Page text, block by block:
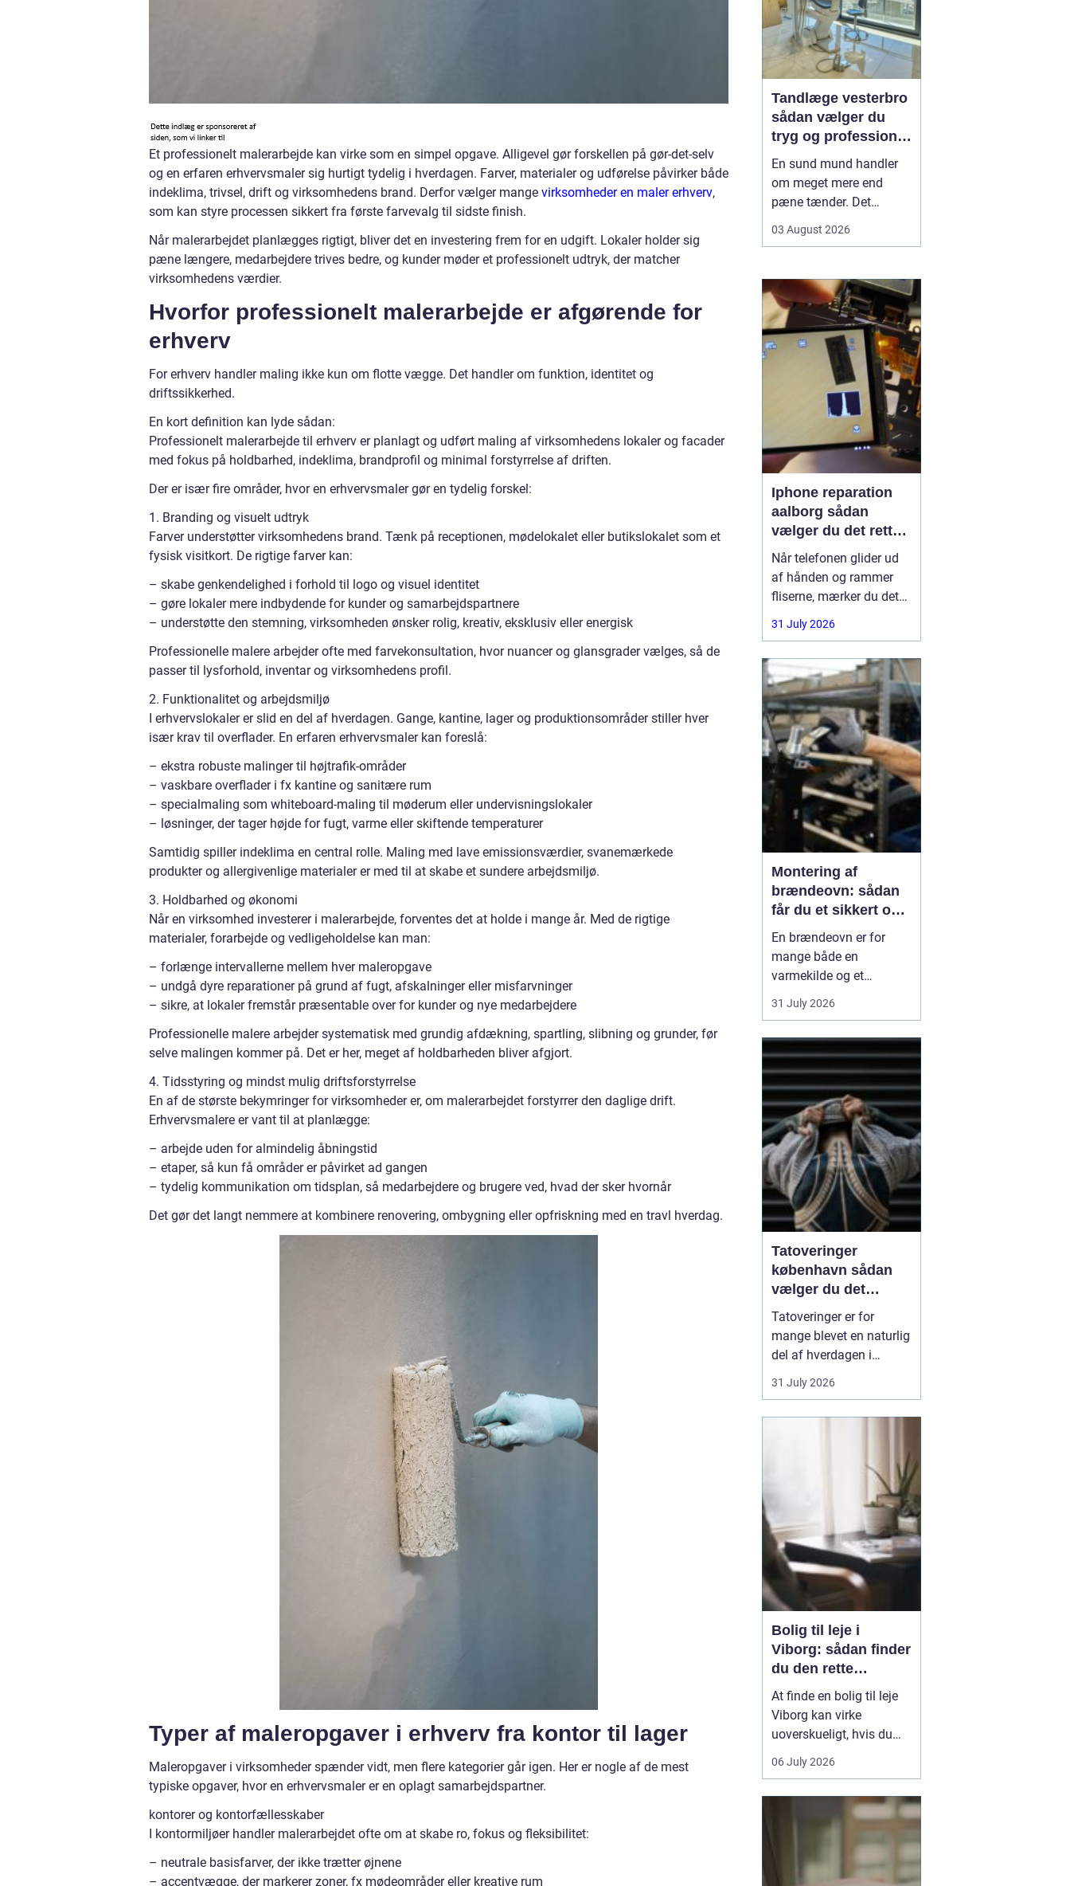
Et professionelt malerarbejde kan virke som en simpel opgave. Alligevel gør forskellen på gør-det-selv
og en erfaren erhvervsmaler sig hurtigt tydelig i hverdagen. Farver, materialer og udførelse påvirker både
indeklima, trivsel, drift og virksomhedens brand. Derfor vælger mange virksomheder en maler erhverv,
som kan styre processen sikkert fra første farvevalg til sidste finish.
Når malerarbejdet planlægges rigtigt, bliver det en investering frem for en udgift. Lokaler holder sig
pæne længere, medarbejdere trives bedre, og kunder møder et professionelt udtryk, der matcher
virksomhedens værdier.
Hvorfor professionelt malerarbejde er afgørende for
erhverv
For erhverv handler maling ikke kun om flotte vægge. Det handler om funktion, identitet og
driftssikkerhed.
En kort definition kan lyde sådan:
Professionelt malerarbejde til erhverv er planlagt og udført maling af virksomhedens lokaler og facader
med fokus på holdbarhed, indeklima, brandprofil og minimal forstyrrelse af driften.
Der er især fire områder, hvor en erhvervsmaler gør en tydelig forskel:
1. Branding og visuelt udtryk
Farver understøtter virksomhedens brand. Tænk på receptionen, mødelokalet eller butikslokalet som et
fysisk visitkort. De rigtige farver kan:
– skabe genkendelighed i forhold til logo og visuel identitet
– gøre lokaler mere indbydende for kunder og samarbejdspartnere
– understøtte den stemning, virksomheden ønsker rolig, kreativ, eksklusiv eller energisk
Professionelle malere arbejder ofte med farvekonsultation, hvor nuancer og glansgrader vælges, så de
passer til lysforhold, inventar og virksomhedens profil.
2. Funktionalitet og arbejdsmiljø
I erhvervslokaler er slid en del af hverdagen. Gange, kantine, lager og produktionsområder stiller hver
især krav til overflader. En erfaren erhvervsmaler kan foreslå:
– ekstra robuste malinger til højtrafik-områder
– vaskbare overflader i fx kantine og sanitære rum
– specialmaling som whiteboard-maling til møderum eller undervisningslokaler
– løsninger, der tager højde for fugt, varme eller skiftende temperaturer
Samtidig spiller indeklima en central rolle. Maling med lave emissionsværdier, svanemærkede
produkter og allergivenlige materialer er med til at skabe et sundere arbejdsmiljø.
3. Holdbarhed og økonomi
Når en virksomhed investerer i malerarbejde, forventes det at holde i mange år. Med de rigtige
materialer, forarbejde og vedligeholdelse kan man:
– forlænge intervallerne mellem hver maleropgave
– undgå dyre reparationer på grund af fugt, afskalninger eller misfarvninger
– sikre, at lokaler fremstår præsentable over for kunder og nye medarbejdere
Professionelle malere arbejder systematisk med grundig afdækning, spartling, slibning og grunder, før
selve malingen kommer på. Det er her, meget af holdbarheden bliver afgjort.
4. Tidsstyring og mindst mulig driftsforstyrrelse
En af de største bekymringer for virksomheder er, om malerarbejdet forstyrrer den daglige drift.
Erhvervsmalere er vant til at planlægge:
– arbejde uden for almindelig åbningstid
– etaper, så kun få områder er påvirket ad gangen
– tydelig kommunikation om tidsplan, så medarbejdere og brugere ved, hvad der sker hvornår
Det gør det langt nemmere at kombinere renovering, ombygning eller opfriskning med en travl hverdag.
Typer af maleropgaver i erhverv fra kontor til lager
Maleropgaver i virksomheder spænder vidt, men flere kategorier går igen. Her er nogle af de mest
typiske opgaver, hvor en erhvervsmaler er en oplagt samarbejdspartner.
kontorer og kontorfællesskaber
I kontormiljøer handler malerarbejdet ofte om at skabe ro, fokus og fleksibilitet:
– neutrale basisfarver, der ikke trætter øjnene
– accentvægge, der markerer zoner, fx mødeområder eller kreative rum
Tandlæge vesterbro
sådan vælger du
tryg og professionel
tandpleje
En sund mund handler
om meget mere end
pæne tænder. Det
hverdag, din selvtillid og
duleder efter tandlæge
vesterbro, møder du
derfor mange
valgmuligheder m...
03 August 2026
Iphone reparation
aalborg sådan
vælger du det rette
værksted
Når telefonen glider ud
af hånden og rammer
fliserne, mærker du det
med det samme.
Skærmen splintrer, lyden
står af midt på dagen.
For mange i Aalborg er
mobilen helt central i
både arbejde, studie og
hverdag. Derfor
31 July 2026
Montering af
brændeovn: sådan
får du et sikkert og
smukt resultat
En brændeovn er for
mange både en
varmekilde og et
samlingspunkt i
hjemmet. Flammerne
mærkes i hele rummet.
Men montering af
brændeovn er ikke noget,
man bør kaste sig ud i
uden viden og
planl&ae...
31 July 2026
Tatoveringer
københavn sådan
vælger du det
rigtige studie
Tatoveringer er for
mange blevet en naturlig
del af hverdagen i
København. Byen er fyldt
med dygtige artister,
spænder vidt. Når man
31 July 2026
Bolig til leje i
Viborg: sådan finder
du den rette
lejlighed
At finde en bolig til leje
Viborg kan virke
uoverskueligt, hvis du
ikke kender byen eller det
lokale boligmarked. Der
priserne varierer, og
områderne har hver
deres særpræg. Med en
klar plan, lidt viden om
06 July 2026